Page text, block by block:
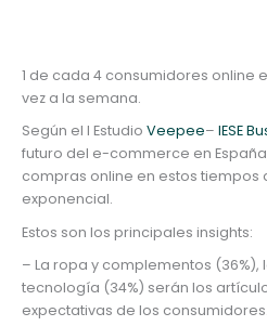
1 de cada 4 consumidores online
vez a la semana.
Según el I Estudio Veepee– IESE
futuro del e-commerce en
compras online en estos tiempos
exponencial.
Estos son los principales insights:
– La ropa y complementos (36%),
tecnología (34%) serán los
expectativas de los consumidores.